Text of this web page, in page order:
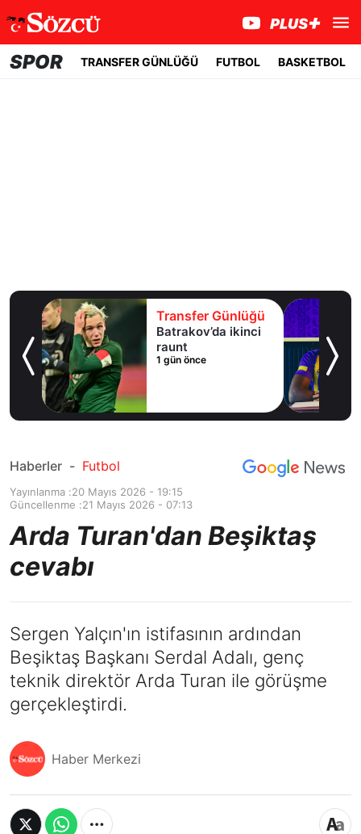
SPOR TRANSFER GÜNLÜĞÜ FUTBOL BASKETBOL
Transfer Günlüğü
Batrakov’da ikinci
raunt
1 gün önce
Haberler - Futbol
Yayınlanma :20 Mayıs 2026 - 19:15
Güncellenme :21 Mayıs 2026 - 07:13
Arda Turan'dan Beşiktaş
cevabı
Sergen Yalçın'ın istifasının ardından
Beşiktaş Başkanı Serdal Adalı, genç
teknik direktör Arda Turan ile görüşme
gerçekleştirdi.
Haber Merkezi